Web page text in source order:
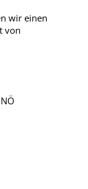
wir einen
von